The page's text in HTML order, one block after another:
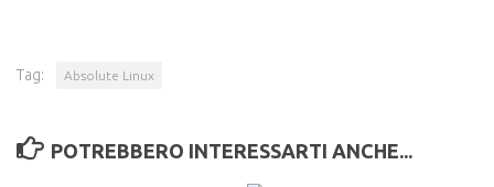
Tag: Absolute Linux
POTREBBERO INTERESSARTI ANCHE...